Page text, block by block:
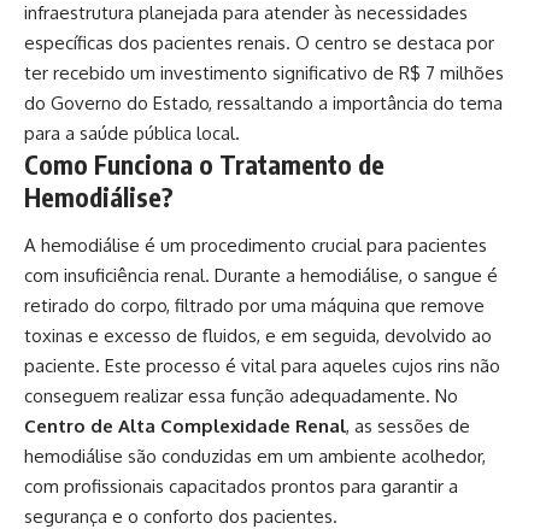
infraestrutura planejada para atender às necessidades
específicas dos pacientes renais. O centro se destaca por
ter recebido um investimento significativo de R$ 7 milhões
do Governo do Estado, ressaltando a importância do tema
para a saúde pública local.
Como Funciona o Tratamento de
Hemodiálise?
A hemodiálise é um procedimento crucial para pacientes
com insuficiência renal. Durante a hemodiálise, o sangue é
retirado do corpo, filtrado por uma máquina que remove
toxinas e excesso de fluidos, e em seguida, devolvido ao
paciente. Este processo é vital para aqueles cujos rins não
conseguem realizar essa função adequadamente. No
Centro de Alta Complexidade Renal, as sessões de
hemodiálise são conduzidas em um ambiente acolhedor,
com profissionais capacitados prontos para garantir a
segurança e o conforto dos pacientes.